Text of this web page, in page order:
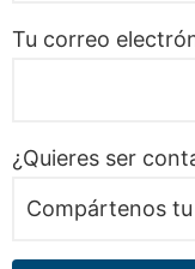
Tu correo
¿Quieres ser